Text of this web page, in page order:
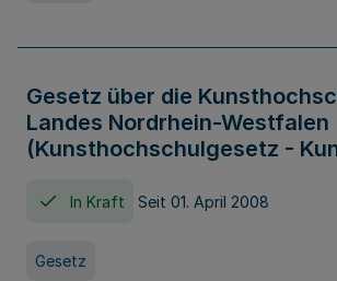
Gesetz über die
Landes Nordrhein-Westfalen
(Kunsthochschulgesetz -
In Kraft Seit 01. April 2008
Gesetz